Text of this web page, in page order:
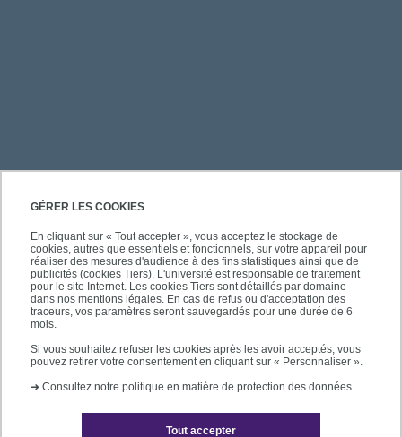
GÉRER LES COOKIES
En cliquant sur « Tout accepter », vous acceptez le stockage de
cookies, autres que essentiels et fonctionnels, sur votre appareil pour
réaliser des mesures d'audience à des fins statistiques ainsi que de
publicités (cookies Tiers). L'université est responsable de traitement
pour le site Internet. Les cookies Tiers sont détaillés par domaine
dans nos mentions légales. En cas de refus ou d'acceptation des
traceurs, vos paramètres seront sauvegardés pour une durée de 6
mois.
Si vous souhaitez refuser les cookies après les avoir acceptés, vous
pouvez retirer votre consentement en cliquant sur « Personnaliser ».
➜ Consultez notre politique en matière de protection des données.
Tout accepter
PRATIQUE
ACCÈS RAPIDES
SUIVEZ-NOUS